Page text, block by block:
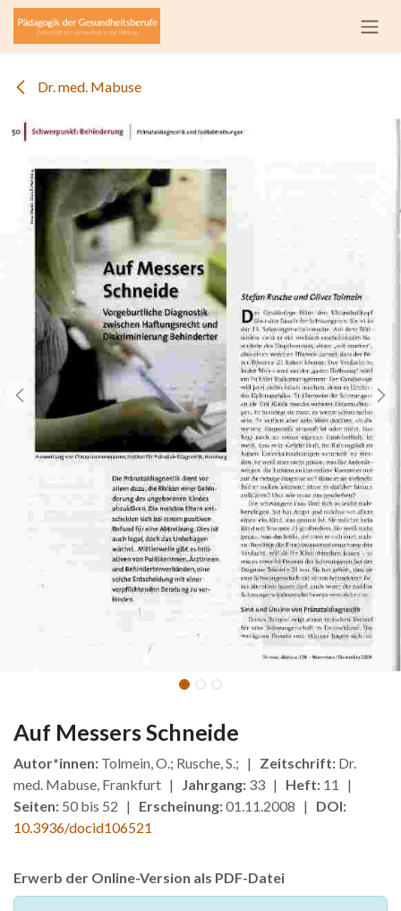
Zum Inhalt springen
Dr. med. Mabuse
Auf Messers Schneide
Autor*innen: Tolmein, O.; Rusche, S.; | Zeitschrift: Dr.
med. Mabuse, Frankfurt |
Jahrgang: 33 | Heft: 11 |
Seiten: 50 bis 52 | Erscheinung:01.11.2008 | DOI:
10.3936/docid106521
Erwerb der Online-Version als PDF-Datei